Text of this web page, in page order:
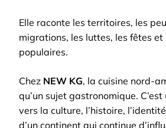
Elle raconte les territoires, les
migrations, les luttes, les fêtes
populaires.
Chez NEW KG, la cuisine nord-
qu’un sujet gastronomique.
vers la culture, l’histoire,
d’un continent qui continue